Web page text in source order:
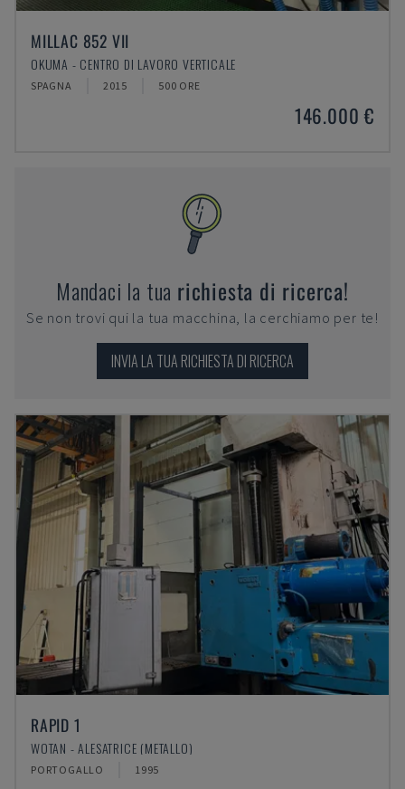
MILLAC 852 VII
OKUMA - CENTRO DI LAVORO VERTICALE
SPAGNA 2015 500 ORE
146.000 €
Mandaci la tua richiesta di ricerca!
Se non trovi qui la tua macchina, la cerchiamo per te!
INVIA LA TUA RICHIESTA DI RICERCA
RAPID 1
WOTAN - ALESATRICE (METALLO)
PORTOGALLO 1995